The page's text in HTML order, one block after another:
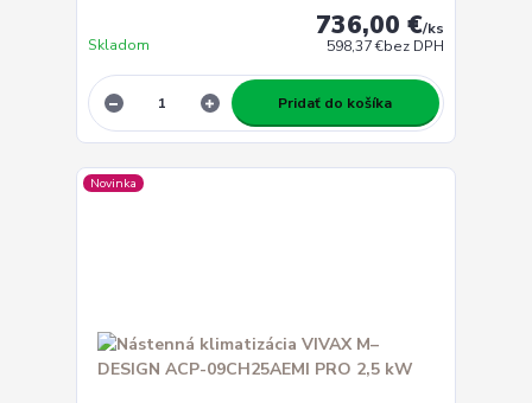
736,00 €/ks
598,37 €bez DPH
Skladom
Pridať do košíka
Novinka